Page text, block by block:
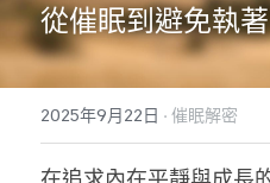
一對一服務
催眠服務
自我催眠工作坊
催眠師培訓課程
從催眠到避免執
2025年9月22日 · 催眠解密